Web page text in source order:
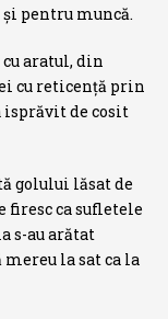
pentru muncă.
aratul, din
cu reticenţă prin
isprăvit de cosit
golului lăsat de
firesc ca sufletele
s-au arătat
la sat ca la